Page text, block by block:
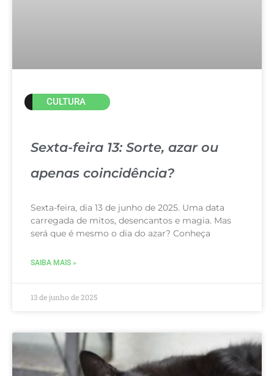
CULTURA
Sexta-feira 13: Sorte, azar ou
apenas coincidência?
Sexta-feira, dia 13 de junho de 2025. Uma data
carregada de mitos, desencantos e magia. Mas
será que é mesmo o dia do azar? Conheça
SAIBA MAIS »
13 de junho de 2025